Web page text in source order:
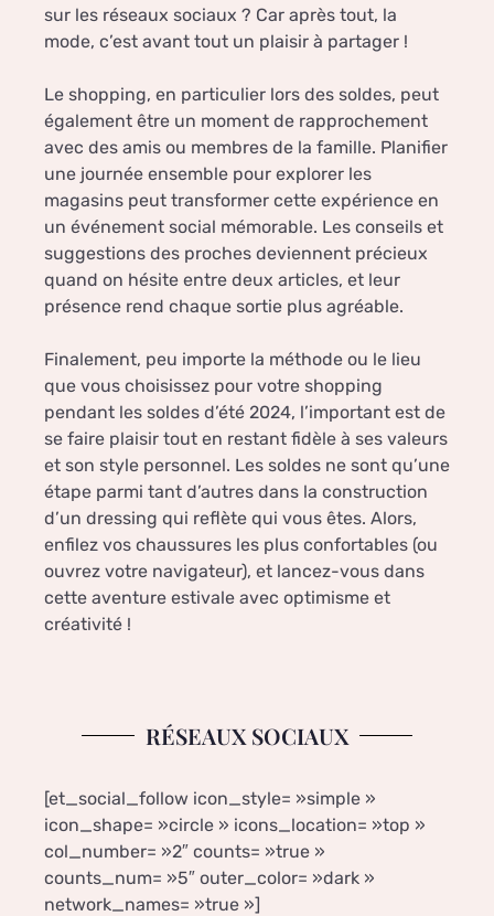
sur les réseaux sociaux ? Car après tout, la
mode, c’est avant tout un plaisir à partager !
Le shopping, en particulier lors des soldes, peut
également être un moment de rapprochement
avec des amis ou membres de la famille. Planifier
une journée ensemble pour explorer les
magasins peut transformer cette expérience en
un événement social mémorable. Les conseils et
suggestions des proches deviennent précieux
quand on hésite entre deux articles, et leur
présence rend chaque sortie plus agréable.
Finalement, peu importe la méthode ou le lieu
que vous choisissez pour votre shopping
pendant les soldes d’été 2024, l’important est de
se faire plaisir tout en restant fidèle à ses valeurs
et son style personnel. Les soldes ne sont qu’une
étape parmi tant d’autres dans la construction
d’un dressing qui reflète qui vous êtes. Alors,
enfilez vos chaussures les plus confortables (ou
ouvrez votre navigateur), et lancez-vous dans
cette aventure estivale avec optimisme et
créativité !
RÉSEAUX SOCIAUX
[et_social_follow icon_style= »simple »
icon_shape= »circle » icons_location= »top »
col_number= »2″ counts= »true »
counts_num= »5″ outer_color= »dark »
network_names= »true »]